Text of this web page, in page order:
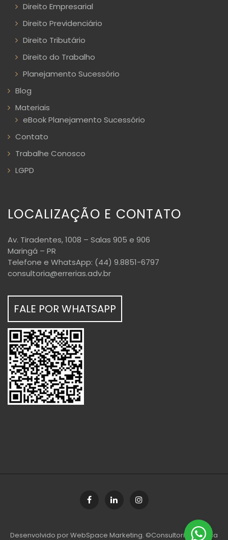
Direito Empresarial
Direito Previdenciário
Direito Tributário
Direito do Trabalho
Planejamento Sucessório
Blog
Materiais
eBook Planejamento Sucessório
Contato
Trabalhe Conosco
LGPD
LOCALIZAÇÃO E CONTATO
Av. Tiradentes, 1008 – Salas 905 e 906
Maringá – PR
Telefone e WhatsApp: (44) 9.8851-6797
consultoria@errerias.adv.br
FALE POR WHATSAPP
Desenvolvido porWebSpace Marketing. ©Consultoria Jurídica